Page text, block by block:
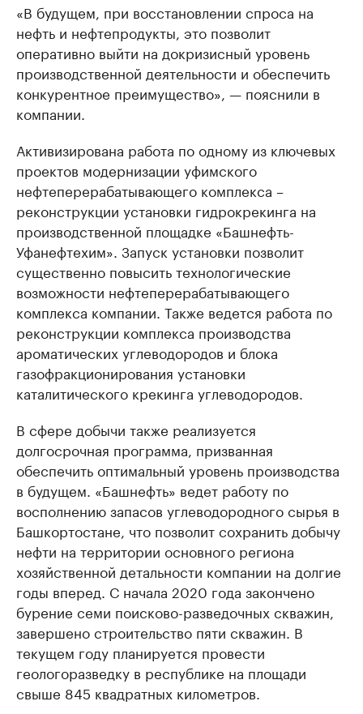
«В будущем, при восстановлении спроса на
нефть и нефтепродукты, это позволит
оперативно выйти на докризисный уровень
производственной деятельности и обеспечить
конкурентное преимущество», — пояснили в
компании.
Активизирована работа по одному из ключевых
проектов модернизации уфимского
нефтеперерабатывающего комплекса –
реконструкции установки гидрокрекинга на
производственной площадке «Башнефть-
Уфанефтехим». Запуск установки позволит
существенно повысить технологические
возможности нефтеперерабатывающего
комплекса компании. Также ведется работа по
реконструкции комплекса производства
ароматических углеводородов и блока
газофракционирования установки
каталитического крекинга углеводородов.
В сфере добычи также реализуется
долгосрочная программа, призванная
обеспечить оптимальный уровень производства
в будущем. «Башнефть» ведет работу по
восполнению запасов углеводородного сырья в
Башкортостане, что позволит сохранить добычу
нефти на территории основного региона
хозяйственной детальности компании на долгие
годы вперед. С начала 2020 года закончено
бурение семи поисково-разведочных скважин,
завершено строительство пяти скважин. В
текущем году планируется провести
геологоразведку в республике на площади
свыше 845 квадратных километров.